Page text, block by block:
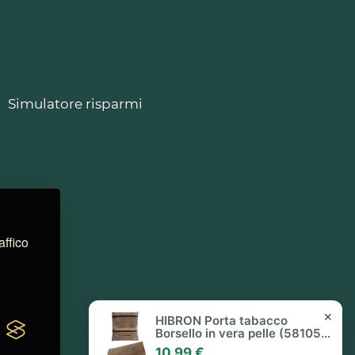
Simulatore risparmi
HIBRON Porta tabacco
Borsello in vera pelle (58105
Marrone)
✕